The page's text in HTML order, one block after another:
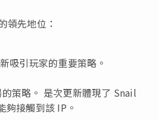
領先地位：
吸引玩家的重要策略。
策略。 是次更新體現了 Snail
夠接觸到該 IP。